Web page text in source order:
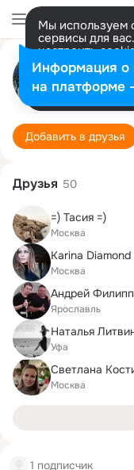
Мы используем
сервисы для
настроить
представитель.
Разрешить все
26
Добавить в друзья
Друзья 50
=) Тасия =)
Москва
Karina Diamond
Москва
Андрей
Ярославль
Наталья
Уфа
Светлана
Москва
1 подписчик
Информация о
на платформе